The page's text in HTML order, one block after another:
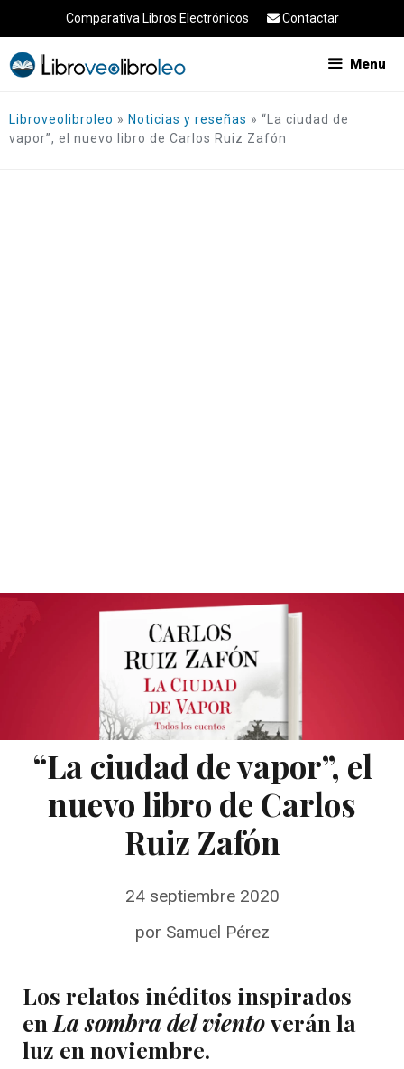
al
contenido
Comparativa Libros Electrónicos Contactar
Menu
Libroveolibroleo » Noticias y reseñas » “La ciudad de
vapor”, el nuevo libro de Carlos Ruiz Zafón
“La ciudad de vapor”, el
nuevo libro de Carlos
Ruiz Zafón
24 septiembre 2020
por Samuel Pérez
Los relatos inéditos inspirados
en La sombra del vientoverán la
luz en noviembre.